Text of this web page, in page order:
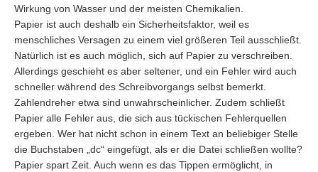
Wirkung von Wasser und der meisten Chemikalien.
Papier ist auch deshalb ein Sicherheitsfaktor, weil es
menschliches Versagen zu einem viel größeren Teil ausschließt.
Natürlich ist es auch möglich, sich auf Papier zu verschreiben.
Allerdings geschieht es aber seltener, und ein Fehler wird auch
schneller während des Schreibvorgangs selbst bemerkt.
Zahlendreher etwa sind unwahrscheinlicher. Zudem schließt
Papier alle Fehler aus, die sich aus tückischen Fehlerquellen
ergeben. Wer hat nicht schon in einem Text an beliebiger Stelle
die Buchstaben „dc“ eingefügt, als er die Datei schließen wollte?
Papier spart Zeit. Auch wenn es das Tippen ermöglicht, in